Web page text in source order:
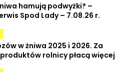
hamują podwyżki? –
Spod Lady – 7.08.26 r.
w żniwa 2025 i 2026. Za
rolnicy płacą więcej